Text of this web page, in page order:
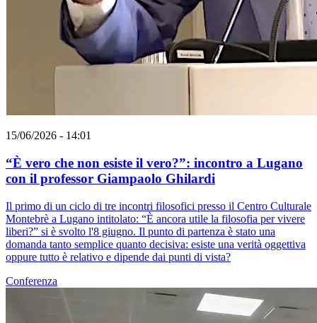
15/06/2026 - 14:01
“È vero che non esiste il vero?”: incontro a Lugano
con il professor Giampaolo Ghilardi
Il primo di un ciclo di tre incontri filosofici presso il Centro Culturale
Montebrè a Lugano intitolato: “È ancora utile la filosofia per vivere
liberi?” si è svolto l'8 giugno. Il punto di partenza è stato una
domanda tanto semplice quanto decisiva: esiste una verità oggettiva
oppure tutto è relativo e dipende dai punti di vista?
Conferenza